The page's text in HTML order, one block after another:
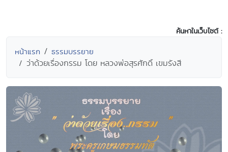
ค้นหาในเว็บไซต์ :
หน้าแรก ธรรมบรรยาย
ว่าด้วยเรื่องกรรม โดย หลวงพ่อสุรศักดิ์ เขมรังสี